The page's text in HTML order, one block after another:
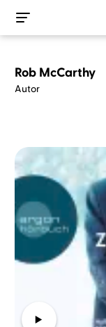
Rob McCarthy
Autor